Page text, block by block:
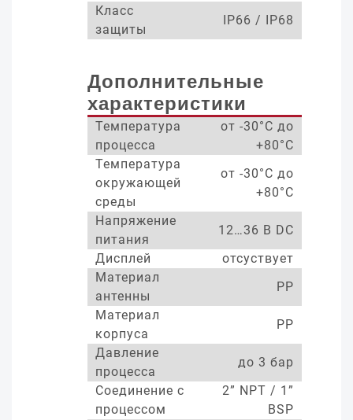
Класс
защиты
IP66 / IP68
Дополнительные
характеристики
Температура
процесса
от -30°С до
+80°С
Температура
окружающей
среды
от -30°С до
+80°С
Напряжение
питания
12…36 В DC
Дисплей
отсуствует
Материал
антенны
PP
Материал
корпуса
PP
Давление
процесса
до 3 бар
Соединение с
процессом
2” NPT / 1”
BSP